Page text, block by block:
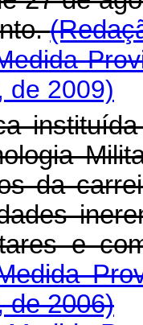
de 2009)
da
e
de 2006)